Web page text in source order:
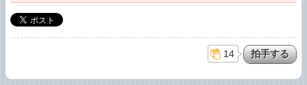
14